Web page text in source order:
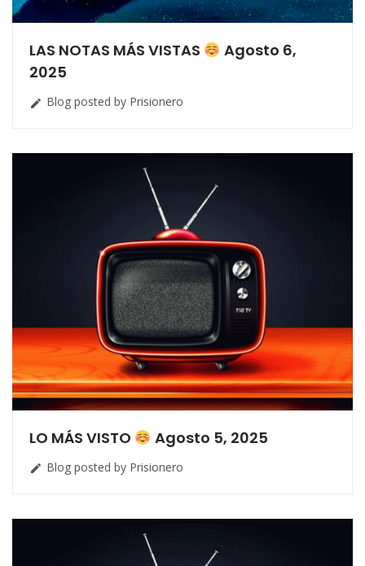
LAS NOTAS MÁS VISTAS
Agosto 6,
2025
 Blog posted by Prisionero
LO MÁS VISTO Agosto 5, 2025
 Blog posted by Prisionero